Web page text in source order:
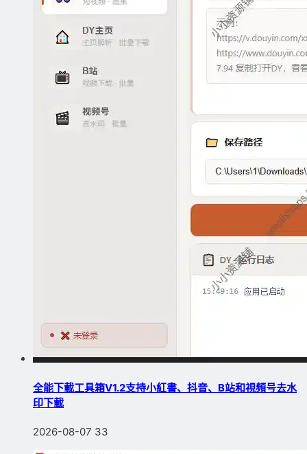
全能下載工具箱V1.2支持小紅書、抖音、B站和視頻号去水
印下載
2026-08-07 33